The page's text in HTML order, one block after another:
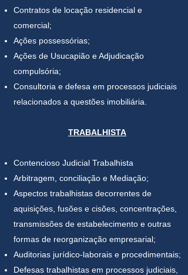
Contratos de locação residencial e
comercial;
Ações possessórias;
Ações de Usucapião e Adjudicação
compulsória;
Consultoria e defesa em processos judiciais
relacionados a questões imobiliária.
TRABALHISTA
Contencioso Judicial Trabalhista
Arbitragem, conciliação e Mediação;
Aspectos trabalhistas decorrentes de
aquisições, fusões e cisões, concentrações,
transmissões de estabelecimento e outras
formas de reorganização empresarial;
Auditorias jurídico-laborais e procedimentais;
Defesas trabalhistas em processos judiciais,